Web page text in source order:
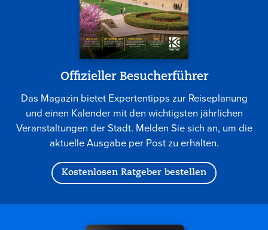
Offizieller Besucherführer
Das Magazin bietet Expertentipps zur Reiseplanung
und einen Kalender mit den wichtigsten jährlichen
Veranstaltungen der Stadt. Melden Sie sich an, um die
aktuelle Ausgabe per Post zu erhalten.
Kostenlosen Ratgeber bestellen